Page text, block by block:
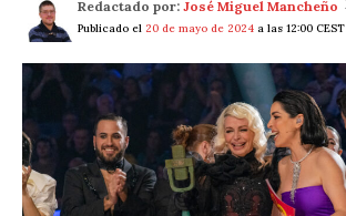
Redactado por: José Miguel Mancheño
Publicado el 20 de mayo de 2024 a las 12:00 CEST